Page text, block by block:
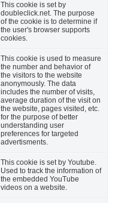
This cookie is set by
doubleclick.net. The purpose
of the cookie is to determine if
the user's browser supports
cookies.
This cookie is used to measure
the number and behavior of
the visitors to the website
anonymously. The data
includes the number of visits,
average duration of the visit on
the website, pages visited, etc.
for the purpose of better
understanding user
preferences for targeted
advertisments.
This cookie is set by Youtube.
Used to track the information of
the embedded YouTube
videos on a website.